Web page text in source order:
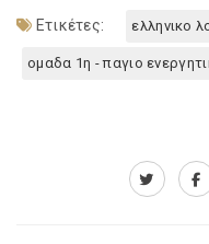
Ετικέτες: ελληνικο
ομαδα 1η - παγιο